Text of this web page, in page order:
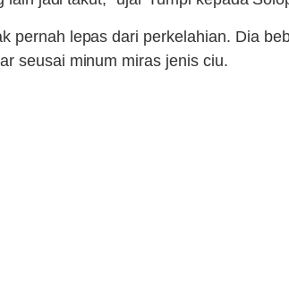
pernah lepas dari perkelahian. Dia
seusai minum miras jenis ciu.